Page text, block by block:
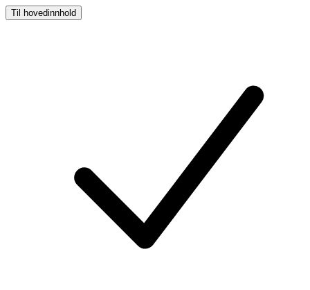
Til hovedinnhold